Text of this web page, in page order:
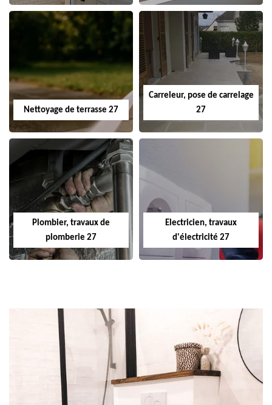
Nettoyage de terrasse 27
Carreleur, pose de carrelage
27
Plombier, travaux de
plomberie 27
Electricien, travaux
d'électricité 27